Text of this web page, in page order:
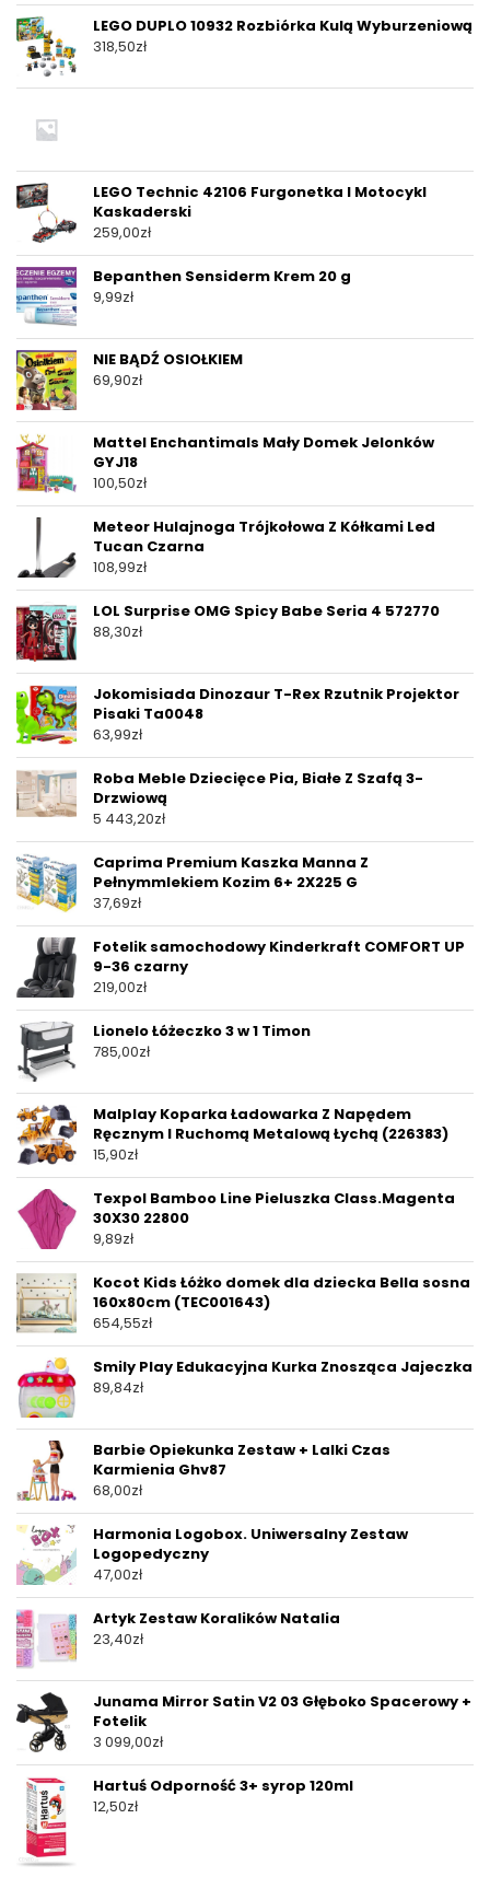
LEGO DUPLO 10932 Rozbiórka Kulą Wyburzeniową
318,50zł
LEGO Technic 42106 Furgonetka I Motocykl
Kaskaderski
259,00zł
Bepanthen Sensiderm Krem 20 g
9,99zł
NIE BĄDŹ OSIOŁKIEM
69,90zł
Mattel Enchantimals Mały Domek Jelonków
GYJ18
100,50zł
Meteor Hulajnoga Trójkołowa Z Kółkami Led
Tucan Czarna
108,99zł
LOL Surprise OMG Spicy Babe Seria 4 572770
88,30zł
Jokomisiada Dinozaur T-Rex Rzutnik Projektor
Pisaki Ta0048
63,99zł
Roba Meble Dziecięce Pia, Białe Z Szafą 3-
Drzwiową
5 443,20zł
Caprima Premium Kaszka Manna Z
Pełnymmlekiem Kozim 6+ 2X225 G
37,69zł
Fotelik samochodowy Kinderkraft COMFORT UP
9-36 czarny
219,00zł
Lionelo Łóżeczko 3 w 1 Timon
785,00zł
Malplay Koparka Ładowarka Z Napędem
Ręcznym I Ruchomą Metalową Łychą (226383)
15,90zł
Texpol Bamboo Line Pieluszka Class.Magenta
30X30 22800
9,89zł
Kocot Kids Łóżko domek dla dziecka Bella sosna
160x80cm (TEC001643)
654,55zł
Smily Play Edukacyjna Kurka Znosząca Jajeczka
89,84zł
Barbie Opiekunka Zestaw + Lalki Czas
Karmienia Ghv87
68,00zł
Harmonia Logobox. Uniwersalny Zestaw
Logopedyczny
47,00zł
Artyk Zestaw Koralików Natalia
23,40zł
Junama Mirror Satin V2 03 Głęboko Spacerowy +
Fotelik
3 099,00zł
Hartuś Odporność 3+ syrop 120ml
12,50zł